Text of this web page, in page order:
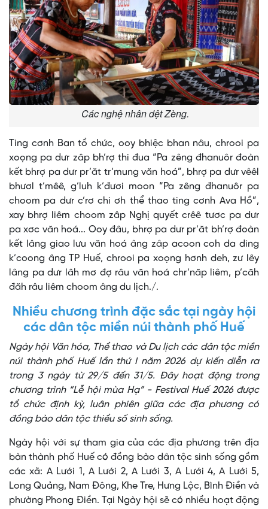
Các nghệ nhân dệt Zèng.
Ting cơnh Ban tổ chức, ooy bhiệc bhan nâu, chrooi pa
xoọng pa dưr zâp bh’rợ thi đua “Pa zêng đhanuôr đoàn
kết bhrợ pa dưr pr’ăt tr’mung văn hoá”, bhrợ pa dưr vêêl
bhươl t’mêê, g’luh k’đươi moon “Pa zêng đhanuôr pa
choom pa dưr c’rơ chi ơh thể thao ting cơnh Ava Hồ”,
xay bhrợ liêm choom zâp Nghị quyết crêê tươc pa dưr
pa xơc văn hoá... Ooy đâu, bhrợ pa dưr pr’ăt bh’rợ đoàn
kết lâng giao lưu văn hoá âng zâp acoon coh da ding
k’coong âng TP Huế, chrooi pa xoọng hơnh deh, zư lêy
lâng pa dưr lâh mơ đợ râu văn hoá chr’năp liêm, p’căh
đăh râu liêm choom âng du lịch./.
Nhiều chương trình đặc sắc tại ngày hội
các dân tộc miền núi thành phố Huế
Ngày hội Văn hóa, Thể thao và Du lịch các dân tộc miền
núi thành phố Huế lần thứ I năm 2026 dự kiến diễn ra
trong 3 ngày từ 29/5 đến 31/5. Đây hoạt động trong
chương trình “Lễ hội mùa Hạ” - Festival Huế 2026 được
tổ chức định kỳ, luân phiên giữa các địa phương có
đồng bào dân tộc thiểu số sinh sống.
Ngày hội với sự tham gia của các địa phương trên địa
bàn thành phố Huế có đồng bào dân tộc sinh sống gồm
các xã: A Lưới 1, A Lưới 2, A Lưới 3, A Lưới 4, A Lưới 5,
Long Quảng, Nam Đông, Khe Tre, Hưng Lộc, Bình Điền và
phường Phong Điền. Tại Ngày hội sẽ có nhiều hoạt động